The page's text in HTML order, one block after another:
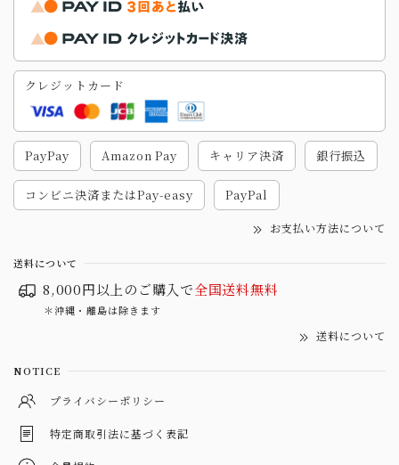
クレジットカード
PayPay Amazon Pay キャリア決済 銀行振込
コンビニ決済またはPay-easy PayPal
お支払い方法について
送料について
8,000円以上のご購入で全国送料無料
＊沖縄・離島は除きます
送料について
NOTICE
プライバシーポリシー
特定商取引法に基づく表記